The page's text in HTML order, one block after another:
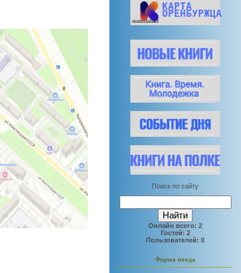
КАРТА
ОРЕНБУРЖЦА
Поиск по сайту
Онлайн всего: 2
Гостей: 2
Пользователей: 0
Форма входа